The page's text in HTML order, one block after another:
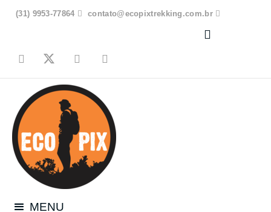
(31) 9953-77864  contato@ecopixtrekking.com.br

  
MENU